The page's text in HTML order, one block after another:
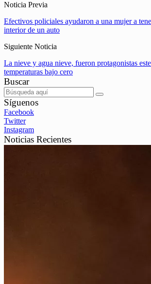
Noticia Previa
Efectivos policiales ayudaron a una mujer a
interior de un auto
Siguiente Noticia
La nieve y agua nieve, fueron protagonistas
temperaturas bajo cero
Buscar
Síguenos
Facebook
Twitter
Instagram
Noticias Recientes